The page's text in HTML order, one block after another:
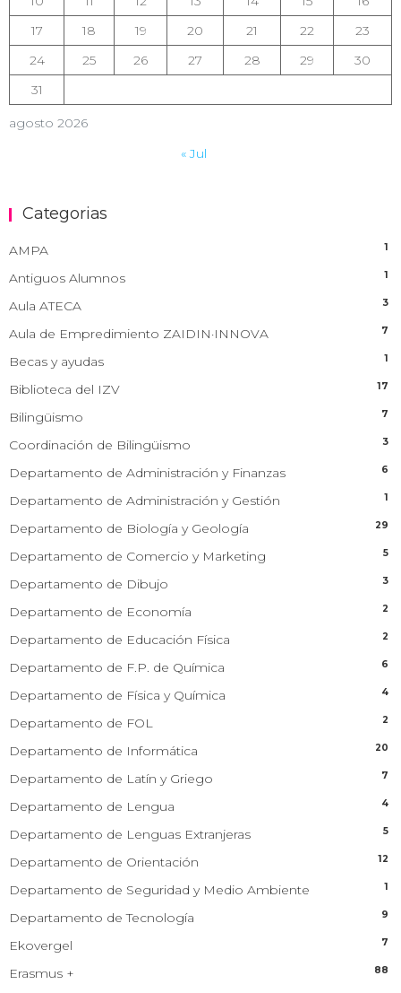
agosto 2026
17
18 19 20 21 22
23
24
25 26 27 28 29
30
31
« Jul
Categorias
AMPA 1
Antiguos Alumnos 1
Aula ATECA 3
Aula de Empredimiento ZAIDIN·INNOVA 7
Becas y ayudas 1
Biblioteca del IZV 17
Bilingüismo 7
Coordinación de Bilingüismo 3
Departamento de Administración y Finanzas 6
Departamento de Administración y Gestión 1
Departamento de Biología y Geología 29
Departamento de Comercio y Marketing 5
Departamento de Dibujo 3
Departamento de Economía 2
Departamento de Educación Física 2
Departamento de F.P. de Química 6
Departamento de Física y Química 4
Departamento de FOL 2
Departamento de Informática 20
Departamento de Latín y Griego 7
Departamento de Lengua 4
Departamento de Lenguas Extranjeras 5
Departamento de Orientación 12
Departamento de Seguridad y Medio Ambiente 1
Departamento de Tecnología 9
Ekovergel 7
Erasmus + 88